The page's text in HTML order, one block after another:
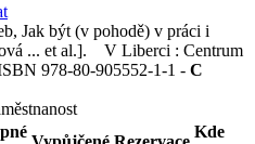
Jak být (v pohodě) v práci i
... et al.]. V Liberci : Centrum
978-80-905552-1-1 - C
Kde